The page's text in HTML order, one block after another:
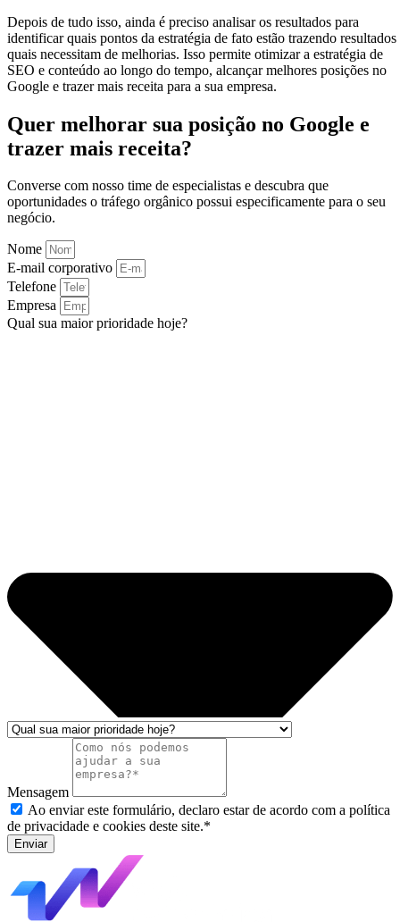
Depois de tudo isso, ainda é preciso analisar os resultados para
identificar quais pontos da estratégia de fato estão trazendo resultados
quais necessitam de melhorias. Isso permite otimizar a estratégia de
SEO e conteúdo ao longo do tempo, alcançar melhores posições no
Google e trazer mais receita para a sua empresa.
Quer melhorar sua posição no Google e
trazer mais receita?
Converse com nosso time de especialistas e descubra que
oportunidades o tráfego orgânico possui especificamente para o seu
negócio.
Nome
E-mail corporativo
Telefone
Empresa
Qual sua maior prioridade hoje?
Mensagem
Ao enviar este formulário, declaro estar de acordo com a política
de privacidade e cookies deste site.*
Enviar